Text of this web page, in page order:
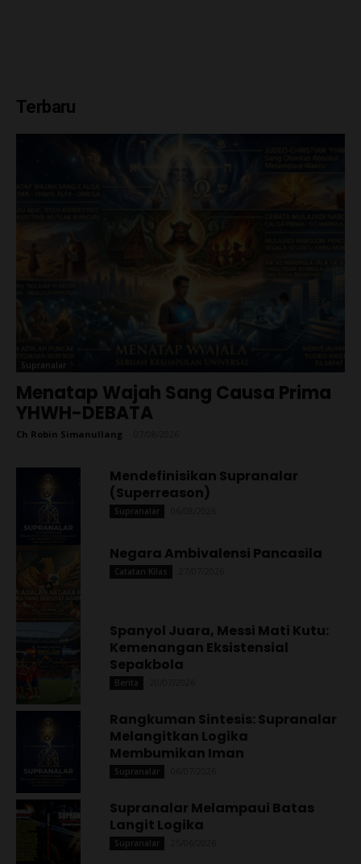
Terbaru
Supranalar
Menatap Wajah Sang Causa Prima
YHWH-DEBATA
Ch Robin Simanullang
Mendefinisikan Supranalar
(Superreason)
Supranalar
Negara Ambivalensi Pancasila
Catatan Kilas
Spanyol Juara, Messi Mati Kutu:
Kemenangan Eksistensial
Sepakbola
Berita
Rangkuman Sintesis: Supranalar
Melangitkan Logika
Membumikan Iman
Supranalar
Supranalar Melampaui Batas
Langit Logika
Supranalar